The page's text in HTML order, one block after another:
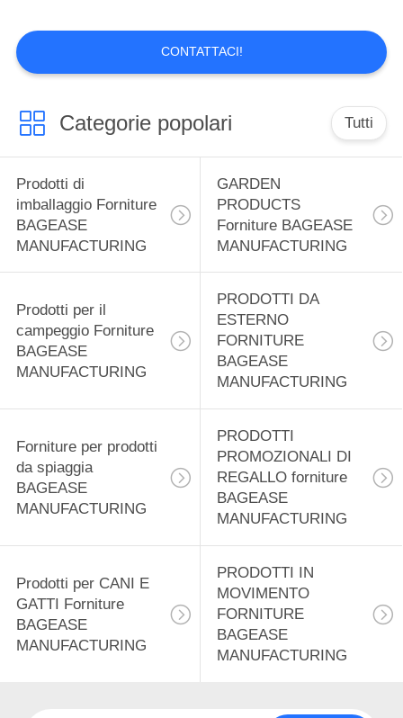
MANUFACTURING
SPA SALON
Prodotti forniture
BAGEASE
MANUFACTURING
12
Prodotti di
distribuzione
alimentare forniture
BAGEASE
MANUFACTURING
cancelleria Forniture
BAGEASE
MANUFACTURING
CONTATTACI!
Categorie popolari Tutti
Prodotti di
imballaggio Forniture
BAGEASE
MANUFACTURING
GARDEN
PRODUCTS
Forniture BAGEASE
MANUFACTURING
Prodotti per il
campeggio Forniture
BAGEASE
MANUFACTURING
PRODOTTI DA
ESTERNO
FORNITURE
BAGEASE
MANUFACTURING
Forniture per prodotti
da spiaggia
BAGEASE
MANUFACTURING
PRODOTTI
PROMOZIONALI DI
REGALLO forniture
BAGEASE
MANUFACTURING
Prodotti per CANI E
GATTI Forniture
BAGEASE
MANUFACTURING
PRODOTTI IN
MOVIMENTO
FORNITURE
BAGEASE
MANUFACTURING